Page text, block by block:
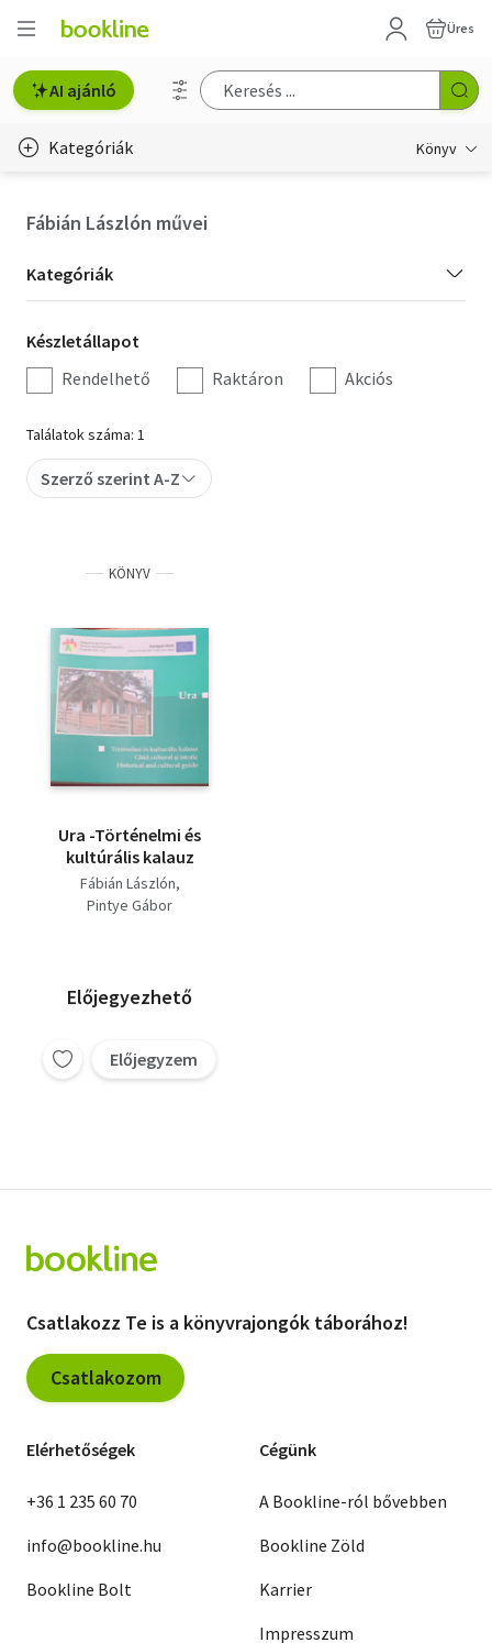
Üres
AI ajánló
Kategóriák Könyv
Hobbi, szabadidő
Irodalom
Művészet
Szakkönyv
Tankönyv, segédkönyv
Társadalomtudomány
Természettudomány
Történelem
Fábián Lászlón művei
Kategória
szűrés
Kategóriák
Készletállapot
szűrés
Készletállapot
Rendelhető
Raktáron Akciós
Találatok száma: 1
Szerző szerint A-Z
KÖNYV
Ura -Történelmi és
kultúrális kalauz
Fábián Lászlón
Pintye Gábor
Előjegyezhető
Előjegyzem
Csatlakozz Te is a könyvrajongók táborához!
Csatlakozom
Elérhetőségek
+36 1 235 60 70
info@bookline.hu
Bookline Bolt
Cégünk
A Bookline-ról bővebben
Bookline Zöld
Karrier
Impresszum